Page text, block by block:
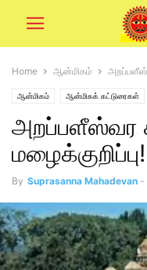
Home ஆன்மிகம்
ஆன்மிகம் ஆன்மிகக் கட்டுரைகள்
அறப்பளீஸ்வர
மழைக்குறிப்பு!
By Suprasanna Mahadevan -